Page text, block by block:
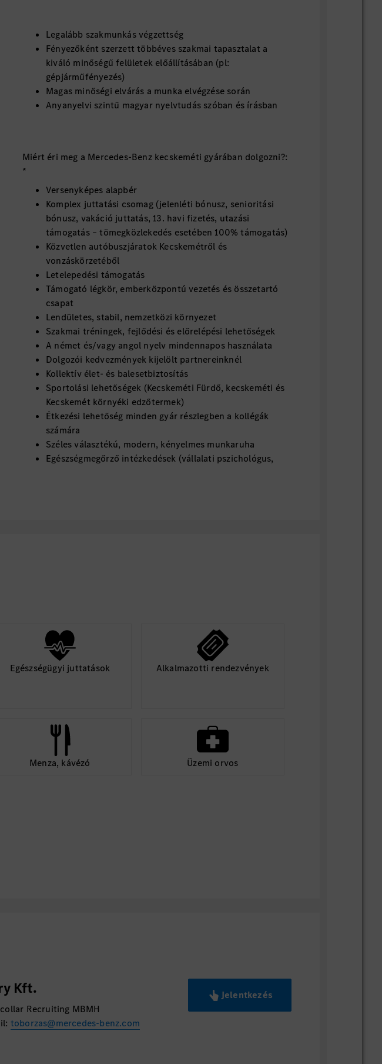
Legalább szakmunkás végzettség
Fényezőként szerzett többéves szakmai tapasztalat a
kiváló minőségű felületek előállításában (pl:
gépjárműfényezés)
Magas minőségi elvárás a munka elvégzése során
Anyanyelvi szintű magyar nyelvtudás szóban és írásban
Miért éri meg a Mercedes-Benz kecskeméti gyárában dolgozni?:
*
Versenyképes alapbér
Komplex juttatási csomag (jelenléti bónusz, senioritási
bónusz, vakáció juttatás, 13. havi fizetés, utazási
támogatás – tömegközlekedés esetében 100% támogatás)
Közvetlen autóbuszjáratok Kecskemétről és
vonzáskörzetéből
Letelepedési támogatás
Támogató légkör, emberközpontú vezetés és összetartó
csapat
Lendületes, stabil, nemzetközi környezet
Szakmai tréningek, fejlődési és előrelépési lehetőségek
A német és/vagy angol nyelv mindennapos használata
Dolgozói kedvezmények kijelölt partnereinknél
Kollektív élet- és balesetbiztosítás
Sportolási lehetőségek (Kecskeméti Fürdő, kecskeméti és
Kecskemét környéki edzőtermek)
Étkezési lehetőség minden gyár részlegben a kollégák
számára
Széles választékú, modern, kényelmes munkaruha
Egészségmegőrző intézkedések (vállalati pszichológus,
Benz Gyár.
Hasznosítsd nálunk tudásod és szakmai tapasztalatod, és
csatlakozz folyamatosan bővülő csapatunkhoz!
Amennyiben hirdetésünk felkeltette érdeklődésed, regisztrálj
Egészségügyi juttatások Alkalmazotti rendezvények
Menza, kávézó Üzemi orvos
Kft.
Recruiting MBMH
toborzas@mercedes-benz.com
Jelentkezés